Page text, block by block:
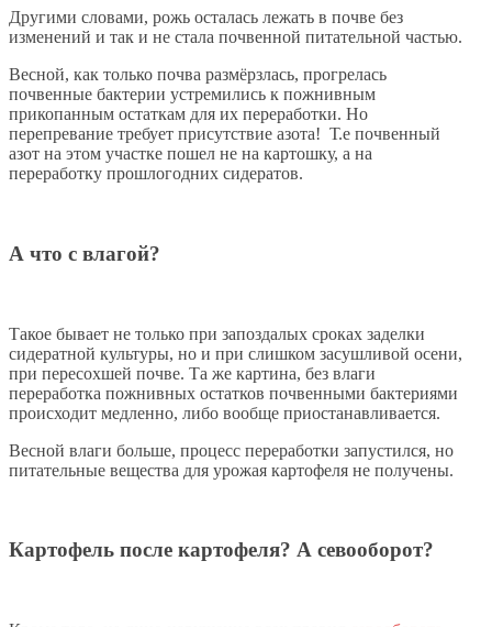
Другими словами, рожь осталась лежать в почве без
изменений и так и не стала почвенной питательной частью.
Весной, как только почва размёрзлась, прогрелась
почвенные бактерии устремились к пожнивным
прикопанным остаткам для их переработки. Но
перепревание требует присутствие азота! Т.е почвенный
азот на этом участке пошел не на картошку, а на
переработку прошлогодних сидератов.
А что с влагой?
Такое бывает не только при запоздалых сроках заделки
сидератной культуры, но и при слишком засушливой осени,
при пересохшей почве. Та же картина, без влаги
переработка пожнивных остатков почвенными бактериями
происходит медленно, либо вообще приостанавливается.
Весной влаги больше, процесс переработки запустился, но
питательные вещества для урожая картофеля не получены.
Картофель после картофеля? А севооборот?